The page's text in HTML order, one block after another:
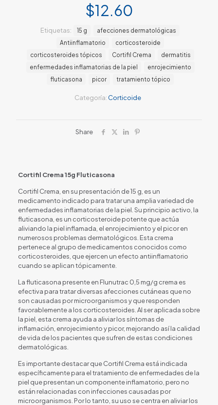
$12.60
Categoría: Corticoide
Etiquetas: 15 g
afecciones dermatológicas
Antiinflamatorio
corticosteroide
corticosteroides tópicos
Cortifil Crema
dermatitis
enfermedades inflamatorias de la piel
enrojecimiento
fluticasona
picor tratamiento tópico
Share
Cortifil Crema 15g Fluticasona
Cortifil Crema, en su presentación de 15 g, es un
medicamento indicado para tratar una amplia variedad de
enfermedades inflamatorias de la piel. Su principio activo, la
fluticasona, es un corticosteroide potente que actúa
aliviando la piel inflamada, el enrojecimiento y el picor en
numerosos problemas dermatológicos. Esta crema
pertenece al grupo de medicamentos conocidos como
corticosteroides, que ejercen un efecto antiinflamatorio
cuando se aplican tópicamente.
La fluticasona presente en Flunutrac 0,5 mg/g crema es
efectiva para tratar diversas afecciones cutáneas que no
son causadas por microorganismos y que responden
favorablemente a los corticosteroides. Al ser aplicada sobre
la piel, esta crema ayuda a aliviar los síntomas de
inflamación, enrojecimiento y picor, mejorando así la calidad
de vida de los pacientes que sufren de estas condiciones
dermatológicas.
Es importante destacar que Cortifil Crema está indicada
específicamente para el tratamiento de enfermedades de la
piel que presentan un componente inflamatorio, pero no
están relacionadas con infecciones causadas por
microorganismos. Por lo tanto, su uso se centra en aliviar los